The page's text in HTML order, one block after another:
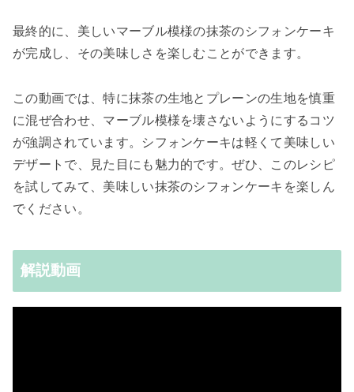
最終的に、美しいマーブル模様の抹茶のシフォンケーキ
が完成し、その美味しさを楽しむことができます。
この動画では、特に抹茶の生地とプレーンの生地を慎重
に混ぜ合わせ、マーブル模様を壊さないようにするコツ
が強調されています。シフォンケーキは軽くて美味しい
デザートで、見た目にも魅力的です。ぜひ、このレシピ
を試してみて、美味しい抹茶のシフォンケーキを楽しん
でください。
解説動画